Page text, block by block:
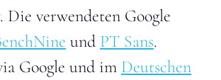
. Die verwendeten Google
und PT Sans.
Google und im Deutschen